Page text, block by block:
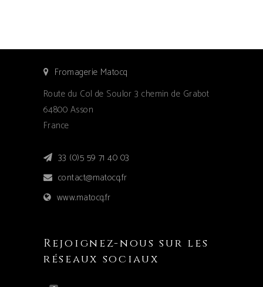
Fromagerie Matocq
Route du Col de Soulor 3 chemin de Grabot
64800 Asson
France
33 (0)5 59 71 40 03
contact@matocq.fr
www.matocq.fr
Rejoignez-nous sur les
réseaux sociaux